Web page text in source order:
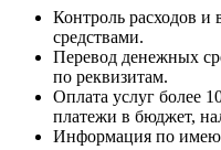
Контроль расходов
средствами.
Перевод денежных
по реквизитам.
Оплата услуг более
платежи в бюджет,
Информация по